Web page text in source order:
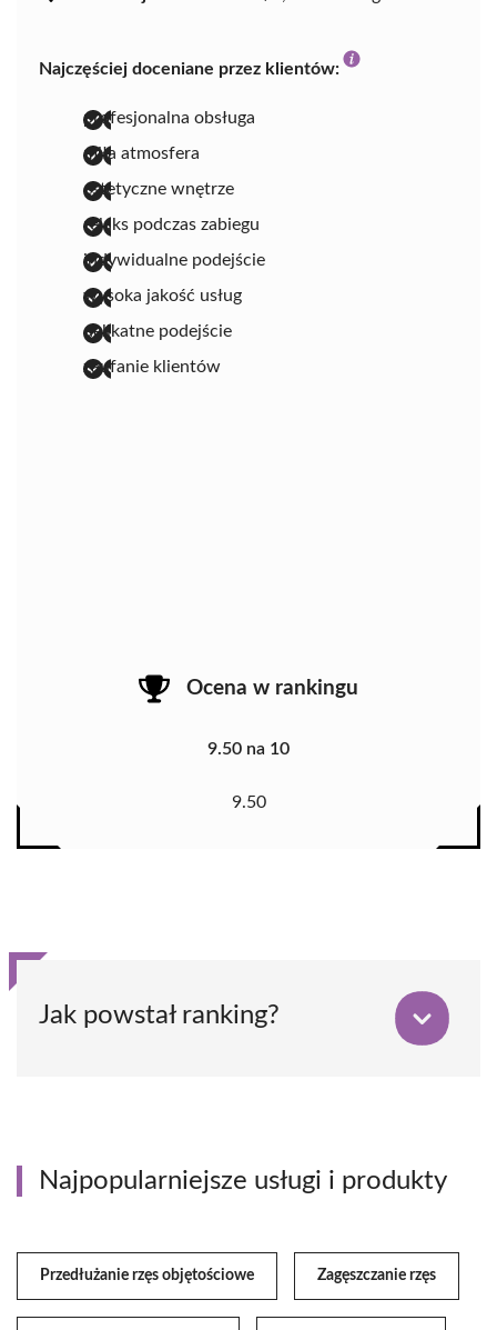
Najczęściej doceniane przez klientów:
profesjonalna obsługa
miła atmosfera
estetyczne wnętrze
relaks podczas zabiegu
indywidualne podejście
wysoka jakość usług
delikatne podejście
zaufanie klientów
Ocena w rankingu
9.50 na 10
9.50
Jak powstał ranking?
Najpopularniejsze usługi i produkty
Przedłużanie rzęs objętościowe Zagęszczanie rzęs